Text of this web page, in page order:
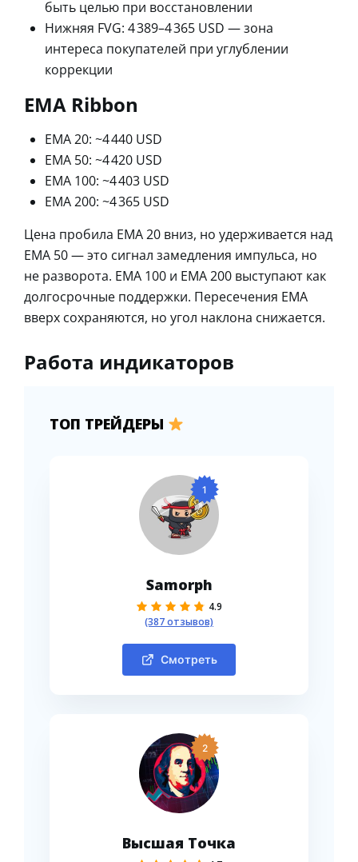
быть целью при восстановлении
Нижняя FVG: 4 389–4 365 USD — зона
интереса покупателей при углублении
коррекции
EMA Ribbon
EMA 20: ~4 440 USD
EMA 50: ~4 420 USD
EMA 100: ~4 403 USD
EMA 200: ~4 365 USD
Цена пробила EMA 20 вниз, но удерживается над
EMA 50 — это сигнал замедления импульса, но
не разворота. EMA 100 и EMA 200 выступают как
долгосрочные поддержки. Пересечения EMA
вверх сохраняются, но угол наклона снижается.
Работа индикаторов
ТОП ТРЕЙДЕРЫ
1
Samorph
4.9
(387 отзывов)
Смотреть
2
Высшая Точка